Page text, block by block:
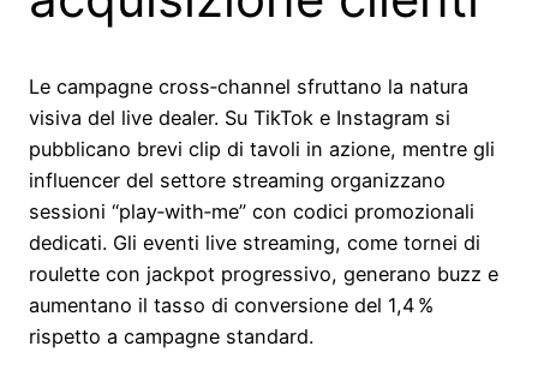
Le campagne cross‑channel sfruttano la natura
visiva del live dealer. Su TikTok e Instagram si
pubblicano brevi clip di tavoli in azione, mentre gli
influencer del settore streaming organizzano
sessioni “play‑with‑me” con codici promozionali
dedicati. Gli eventi live streaming, come tornei di
roulette con jackpot progressivo, generano buzz e
aumentano il tasso di conversione del 1,4 %
rispetto a campagne standard.